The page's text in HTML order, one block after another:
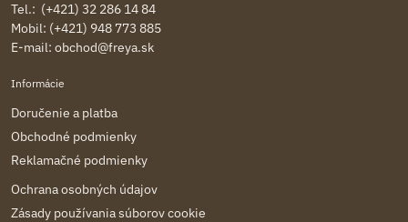
Tel.: (+421) 32 286 14 84
Mobil: (+421) 948 773 885
E-mail: obchod@freya.sk
Informácie
Doručenie a platba
Obchodné podmienky
Reklamačné podmienky
Ochrana osobných údajov
Zásady používania súborov cookie